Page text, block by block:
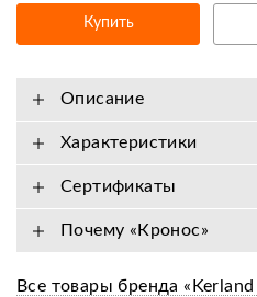
Купить
Описание
Характеристики
Сертификаты
Почему «Кронос»
Все товары бренда «Kerland |